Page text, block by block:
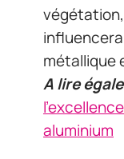
végétation,
métallique
A lire
aluminium